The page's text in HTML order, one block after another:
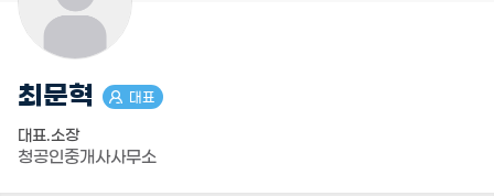
최문혁 대표
대표.소장
청공인중개사사무소